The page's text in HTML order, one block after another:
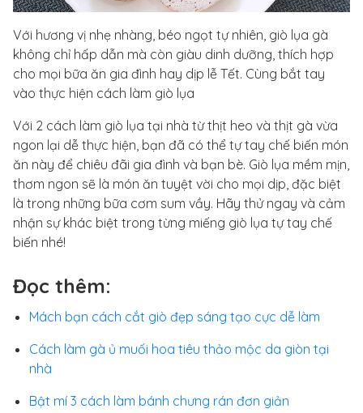
Với hương vị nhẹ nhàng, béo ngọt tự nhiên, giò lụa gà
không chỉ hấp dẫn mà còn giàu dinh dưỡng, thích hợp
cho mọi bữa ăn gia đình hay dịp lễ Tết. Cùng bắt tay
vào thực hiện cách làm giò lụa
Với 2 cách làm giò lụa tại nhà từ thịt heo và thịt gà vừa
ngon lại dễ thực hiện, bạn đã có thể tự tay chế biến món
ăn này để chiêu đãi gia đình và bạn bè. Giò lụa mềm mịn,
thơm ngon sẽ là món ăn tuyệt vời cho mọi dịp, đặc biệt
là trong những bữa cơm sum vầy. Hãy thử ngay và cảm
nhận sự khác biệt trong từng miếng giò lụa tự tay chế
biến nhé!
Đọc thêm:
Mách bạn cách cắt giò đẹp sáng tạo cực dễ làm
Cách làm gà ủ muối hoa tiêu thảo mộc da giòn tại
nhà
Bật mí 3 cách làm bánh chưng rán đơn giản